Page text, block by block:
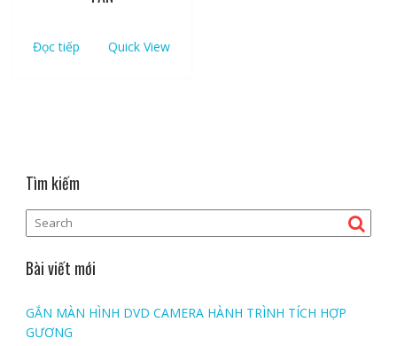
Đọc tiếp Quick View
Tìm kiếm
Bài viết mới
GẮN MÀN HÌNH DVD CAMERA HÀNH TRÌNH TÍCH HỢP
GƯƠNG